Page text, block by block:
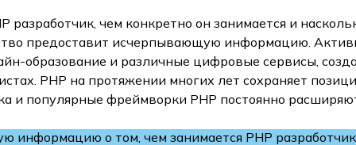
разработчик, чем конкретно он занимается и
предоставит исчерпывающую информацию.
образование и различные цифровые сервисы,
PHP на протяжении многих лет сохраняет
и популярные фреймворки PHP постоянно
информацию о том, чем занимается PHP